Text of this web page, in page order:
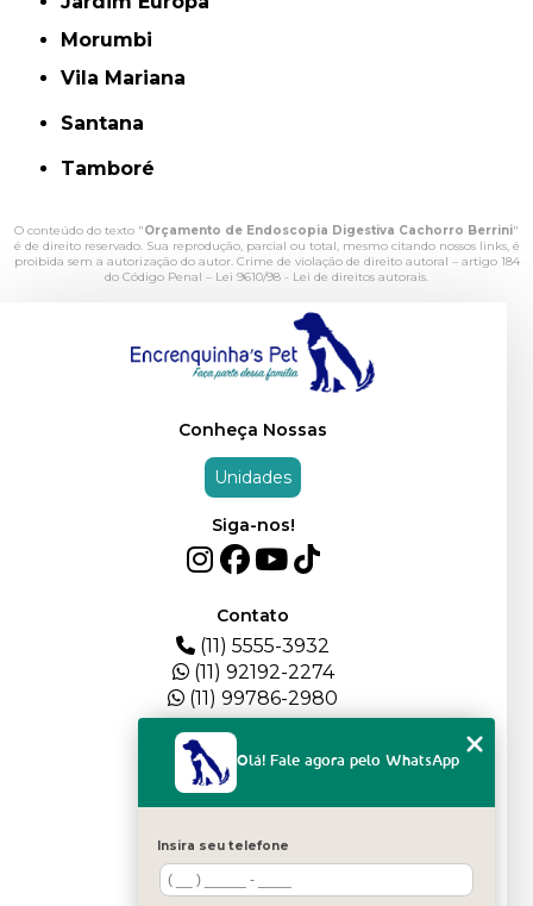
Morumbi
Vila Mariana
Santana
Tamboré
O conteúdo do texto "Orçamento de Endoscopia Digestiva Cachorro Berrini"
é de direito reservado. Sua reprodução, parcial ou total, mesmo citando nossos links, é
proibida sem a autorização do autor. Crime de violação de direito autoral – artigo 184
do Código Penal – Lei 9610/98 - Lei de direitos autorais.
Conheça Nossas
Unidades
Siga-nos!
Contato
(11) 5555-3932
(11) 92192-2274
(11) 99786-2980
QUEM SOMOS
BLOG
Olá! Fale agora pelo WhatsApp
Insira seu telefone